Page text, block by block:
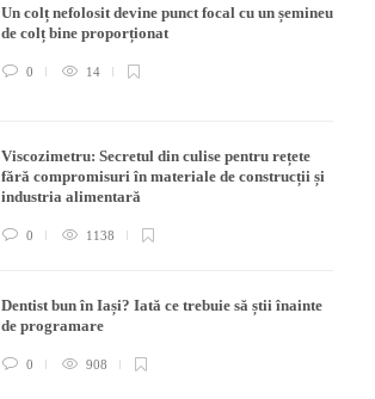
Un colț nefolosit devine punct focal cu un șemineu
de colț bine proporționat
0 14
Viscozimetru: Secretul din culise pentru rețete
fără compromisuri în materiale de construcții și
industria alimentară
0 1138
Dentist bun în Iași? Iată ce trebuie să știi înainte
de programare
0 908